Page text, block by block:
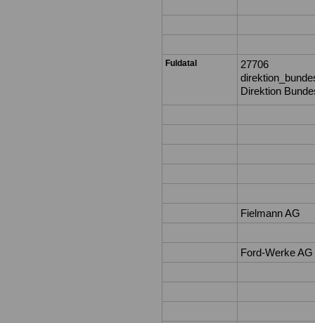
Fuldatal
27706
Direktion
Fielmann AG
Ford-Werke AG